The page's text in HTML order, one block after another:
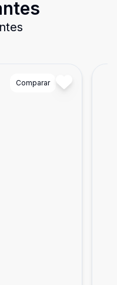
Comparar